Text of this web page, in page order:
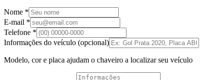
Nome *
E-mail *
Telefone *
Informações do veículo (opcional)
Modelo, cor e placa ajudam o chaveiro a localizar seu veículo